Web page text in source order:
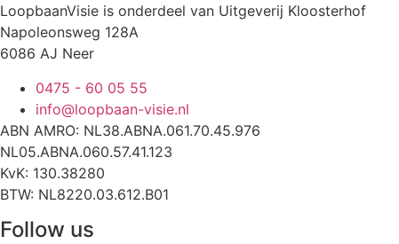
LoopbaanVisie is onderdeel van Uitgeverij Kloosterhof
Napoleonsweg 128A
6086 AJ Neer
0475 - 60 05 55
info@loopbaan-visie.nl
ABN AMRO: NL38.ABNA.061.70.45.976
NL05.ABNA.060.57.41.123
KvK: 130.38280
BTW: NL8220.03.612.B01
Follow us